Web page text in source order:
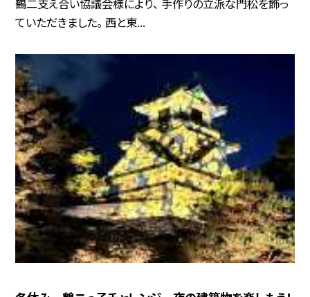
鶴二支え合い協議会様により、 手作りの立派な門松を飾っ
ていただきました。 西と東...